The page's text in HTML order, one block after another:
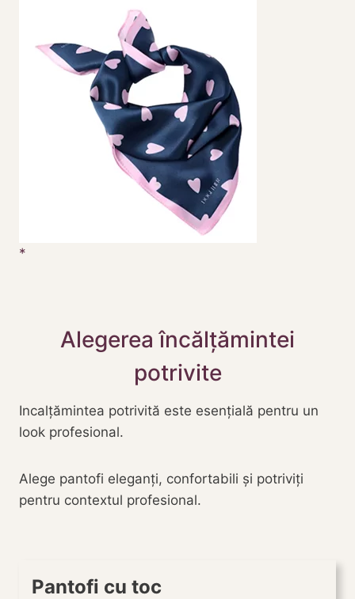
Alegerea încălțămintei
potrivite
Incalțămintea potrivită este esențială pentru un
look profesional.
Alege pantofi eleganți, confortabili și potriviți
pentru contextul profesional.
Pantofi cu toc